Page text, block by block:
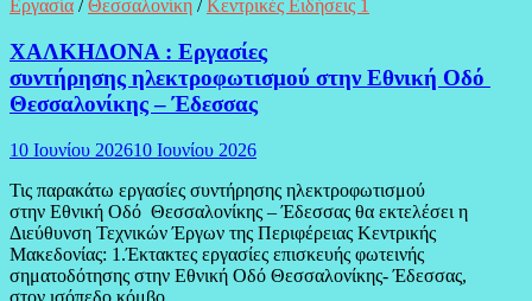
Εργασία /Θεσσαλονίκη /Κεντρικές Ειδήσεις 1
ΧΑΛΚΗΔΟΝΑ : Εργασίες
συντήρησης ηλεκτροφωτισμού στην Εθνική Οδό
Θεσσαλονίκης – Έδεσσας
10 Ιουνίου 202610 Ιουνίου 2026
Τις παρακάτω εργασίες συντήρησης ηλεκτροφωτισμού
στην Εθνική Οδό Θεσσαλονίκης – Έδεσσας θα εκτελέσει η
Διεύθυνση Τεχνικών Έργων της Περιφέρειας Κεντρικής
Μακεδονίας: 1.Έκτακτες εργασίες επισκευής φωτεινής
σηματοδότησης στην Εθνική Οδό Θεσσαλονίκης- Έδεσσας,
στον ισόπεδο κόμβο …